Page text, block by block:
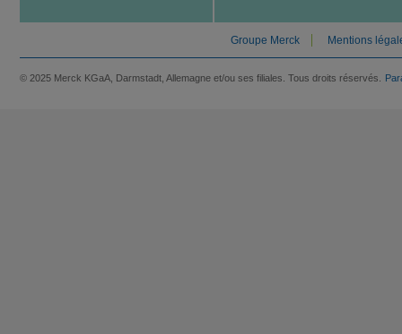
Groupe Merck Mentions
© 2025 Merck KGaA, Darmstadt, Allemagne et/ou ses filiales. Tous droits réservés.